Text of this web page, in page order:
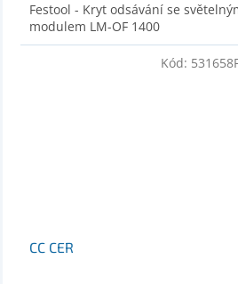
Festool - Kryt odsávání se
modulem LM-OF 1400
CC CER
Kód: